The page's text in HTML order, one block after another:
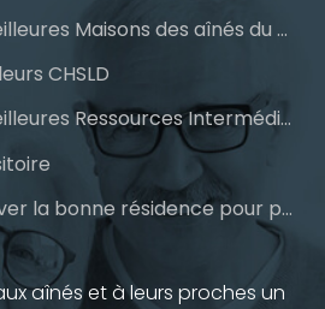
Le palmarès des meilleures Maisons des aînés du Québec
CHSLD
Le palmarès des meilleures Ressources Intermédiaires (RI)
10 étapes pour trouver la bonne résidence pour personnes âgées
aînés et à leurs proches un